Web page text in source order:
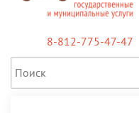
8-812-775-47-47